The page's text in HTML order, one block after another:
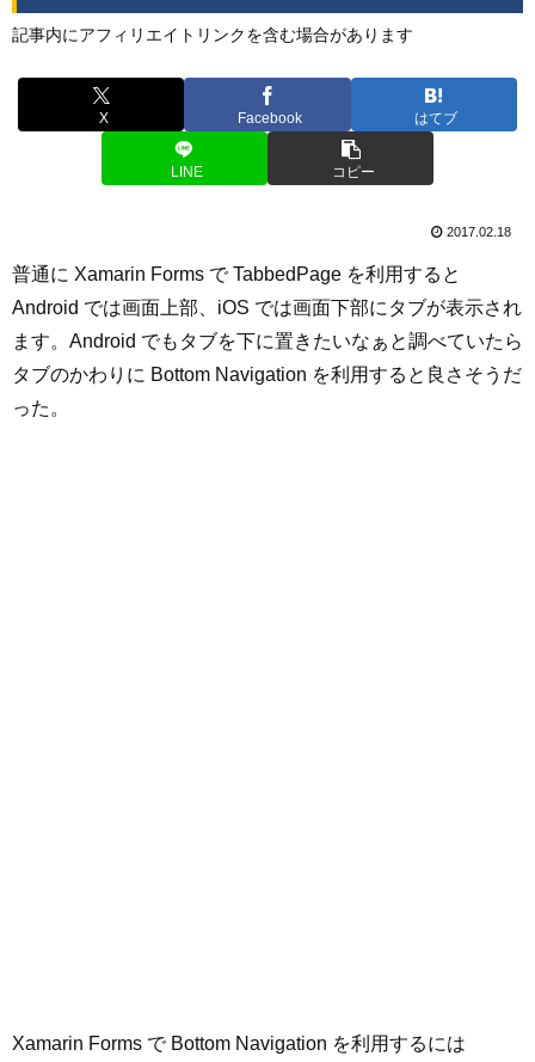
記事内にアフィリエイトリンクを含む場合があります
X Facebook はてブ
LINE コピー
2017.02.18
普通に Xamarin Forms で TabbedPage を利用すると
Android では画面上部、iOS では画面下部にタブが表示され
ます。Android でもタブを下に置きたいなぁと調べていたら
タブのかわりに Bottom Navigation を利用すると良さそうだ
った。
Xamarin Forms で Bottom Navigation を利用するには